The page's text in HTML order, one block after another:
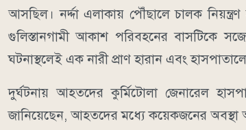
আসছিল। নর্দ্দা এলাকায় পৌঁছালে চালক
গুলিস্তানগামী আকাশ পরিবহনের বাসটিকে
ঘটনাস্থলেই এক নারী প্রাণ হারান এবং
দুর্ঘটনায় আহতদের কুর্মিটোলা জেনারেল
জানিয়েছেন, আহতদের মধ্যে কয়েকজনের অবস্থা